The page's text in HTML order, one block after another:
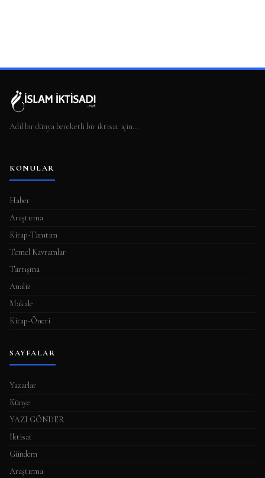
Adil bir dünya bereketli bir iktisat için…
KONULAR
Haber
Araştırma
Kitap-Tanıtım
Temel Kavramlar
Tartışma
Analiz
Makale
Kitap-Öneri
SAYFALAR
Yazarlar
Künye
YAZI GÖNDER
İktisat
Gündem
Araştırma